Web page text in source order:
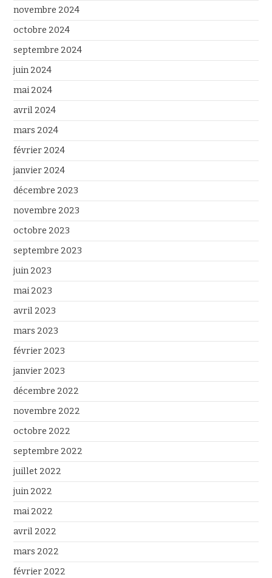
novembre 2024
octobre 2024
septembre 2024
juin 2024
mai 2024
avril 2024
mars 2024
février 2024
janvier 2024
décembre 2023
novembre 2023
octobre 2023
septembre 2023
juin 2023
mai 2023
avril 2023
mars 2023
février 2023
janvier 2023
décembre 2022
novembre 2022
octobre 2022
septembre 2022
juillet 2022
juin 2022
mai 2022
avril 2022
mars 2022
février 2022